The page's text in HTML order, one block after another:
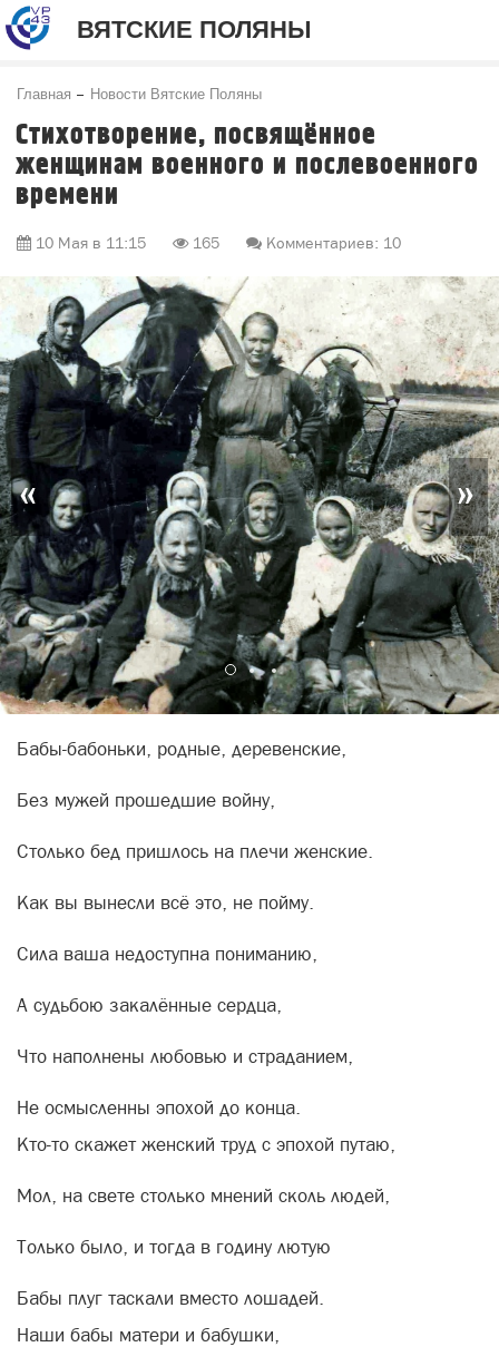
ВЯТСКИЕ ПОЛЯНЫ
Главная Новости Вятские Поляны
Стихотворение, посвящённое
женщинам военного и послевоенного
времени
10 Мая в 11:15 165 Комментариев: 10
« »
Бабы-бабоньки, родные, деревенские,
Без мужей прошедшие войну,
Столько бед пришлось на плечи женские.
Как вы вынесли всё это, не пойму.
Сила ваша недоступна пониманию,
А судьбою закалённые сердца,
Что наполнены любовью и страданием,
Не осмысленны эпохой до конца.
Кто-то скажет женский труд с эпохой путаю,
Мол, на свете столько мнений сколь людей,
Только было, и тогда в годину лютую
Бабы плуг таскали вместо лошадей.
Наши бабы матери и бабушки,